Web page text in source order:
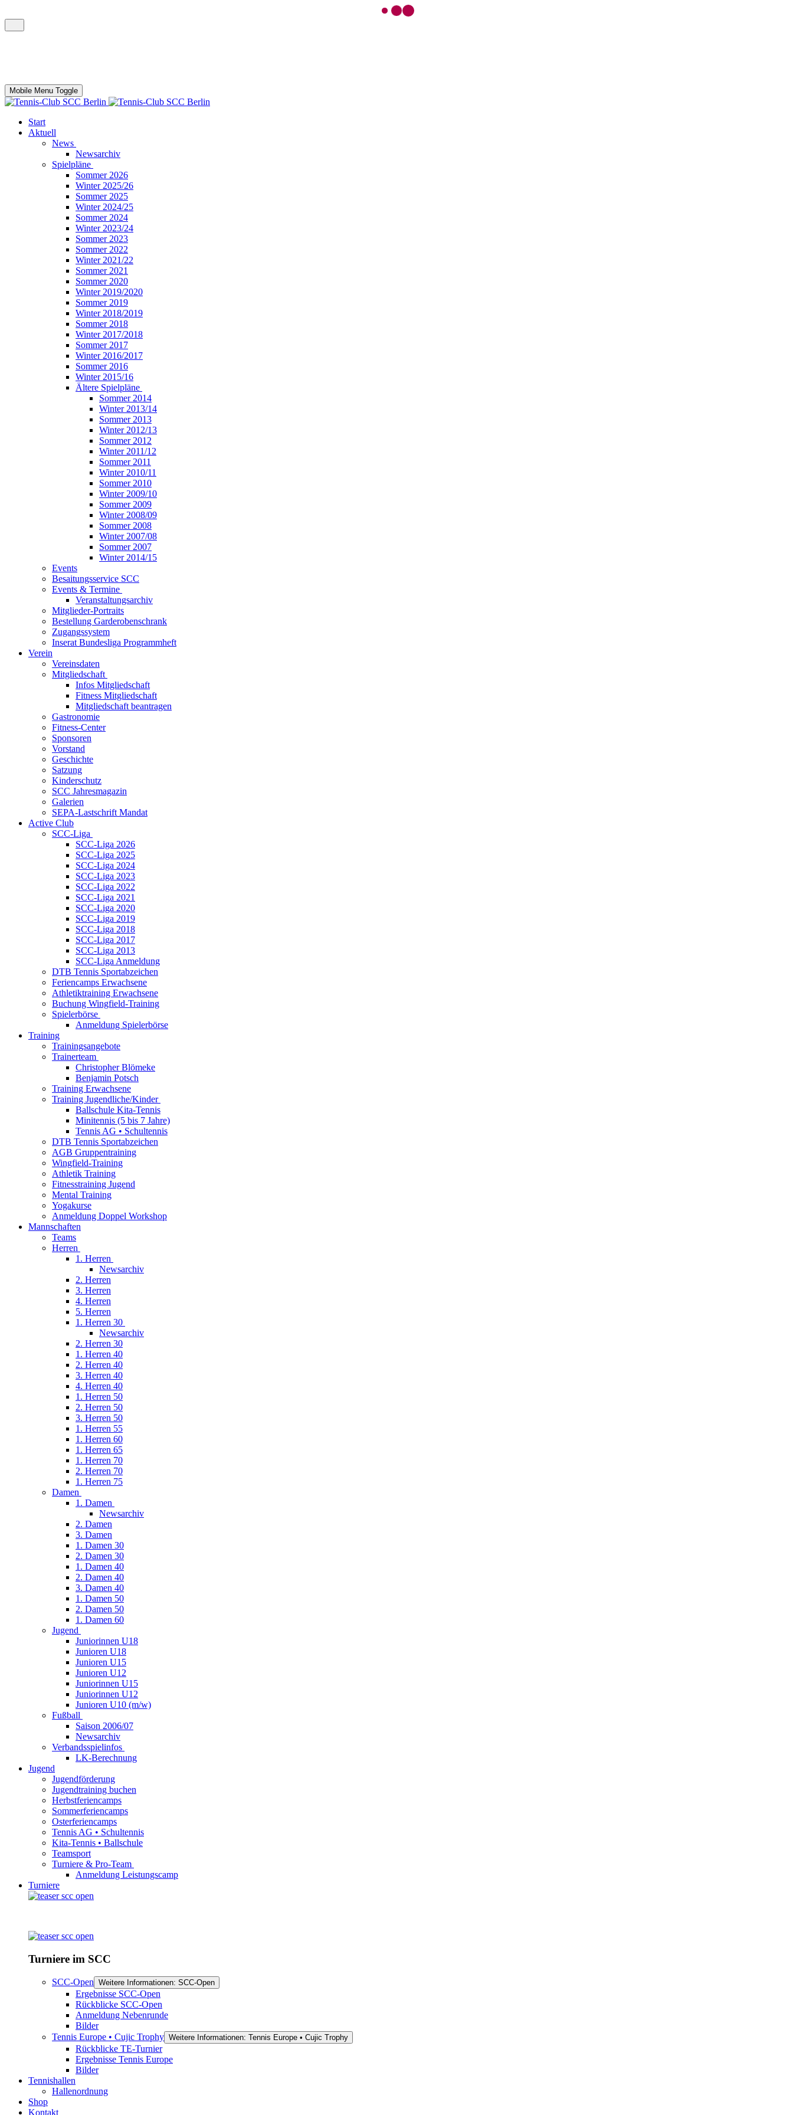
Mobile Menu Toggle
Start
Aktuell
News
Newsarchiv
Spielpläne
Sommer 2026
Winter 2025/26
Sommer 2025
Winter 2024/25
Sommer 2024
Winter 2023/24
Sommer 2023
Sommer 2022
Winter 2021/22
Sommer 2021
Sommer 2020
Winter 2019/2020
Sommer 2019
Winter 2018/2019
Sommer 2018
Winter 2017/2018
Sommer 2017
Winter 2016/2017
Sommer 2016
Winter 2015/16
Ältere Spielpläne
Sommer 2014
Winter 2013/14
Sommer 2013
Winter 2012/13
Sommer 2012
Winter 2011/12
Sommer 2011
Winter 2010/11
Sommer 2010
Winter 2009/10
Sommer 2009
Winter 2008/09
Sommer 2008
Winter 2007/08
Sommer 2007
Winter 2014/15
Events
Besaitungsservice SCC
Events & Termine
Veranstaltungsarchiv
Mitglieder-Portraits
Bestellung Garderobenschrank
Zugangssystem
Inserat Bundesliga Programmheft
Verein
Vereinsdaten
Mitgliedschaft
Infos Mitgliedschaft
Fitness Mitgliedschaft
Mitgliedschaft beantragen
Gastronomie
Fitness-Center
Sponsoren
Vorstand
Geschichte
Satzung
Kinderschutz
SCC Jahresmagazin
Galerien
SEPA-Lastschrift Mandat
Active Club
SCC-Liga
SCC-Liga 2026
SCC-Liga 2025
SCC-Liga 2024
SCC-Liga 2023
SCC-Liga 2022
SCC-Liga 2021
SCC-Liga 2020
SCC-Liga 2019
SCC-Liga 2018
SCC-Liga 2017
SCC-Liga 2013
SCC-Liga Anmeldung
DTB Tennis Sportabzeichen
Feriencamps Erwachsene
Athletiktraining Erwachsene
Buchung Wingfield-Training
Spielerbörse
Anmeldung Spielerbörse
Training
Trainingsangebote
Trainerteam
Christopher Blömeke
Benjamin Potsch
Training Erwachsene
Training Jugendliche/Kinder
Ballschule Kita-Tennis
Minitennis (5 bis 7 Jahre)
Tennis AG • Schultennis
DTB Tennis Sportabzeichen
AGB Gruppentraining
Wingfield-Training
Athletik Training
Fitnesstraining Jugend
Mental Training
Yogakurse
Anmeldung Doppel Workshop
Mannschaften
Teams
Herren
1. Herren
Newsarchiv
2. Herren
3. Herren
4. Herren
5. Herren
1. Herren 30
Newsarchiv
2. Herren 30
1. Herren 40
2. Herren 40
3. Herren 40
4. Herren 40
1. Herren 50
2. Herren 50
3. Herren 50
1. Herren 55
1. Herren 60
1. Herren 65
1. Herren 70
2. Herren 70
1. Herren 75
Damen
1. Damen
Newsarchiv
2. Damen
3. Damen
1. Damen 30
2. Damen 30
1. Damen 40
2. Damen 40
3. Damen 40
1. Damen 50
2. Damen 50
1. Damen 60
Jugend
Juniorinnen U18
Junioren U18
Junioren U15
Junioren U12
Juniorinnen U15
Juniorinnen U12
Junioren U10 (m/w)
Fußball
Saison 2006/07
Newsarchiv
Verbandsspielinfos
LK-Berechnung
Jugend
Jugendförderung
Jugendtraining buchen
Herbstferiencamps
Sommerferiencamps
Osterferiencamps
Tennis AG • Schultennis
Kita-Tennis • Ballschule
Teamsport
Turniere & Pro-Team
Anmeldung Leistungscamp
Turniere
Turniere im SCC
SCC-Open Weitere Informationen: SCC-Open
Ergebnisse SCC-Open
Rückblicke SCC-Open
Anmeldung Nebenrunde
Bilder
Tennis Europe • Cujic Trophy Weitere Informationen: Tennis Europe • Cujic Trophy
Rückblicke TE-Turnier
Ergebnisse Tennis Europe
Bilder
Tennishallen
Hallenordnung
Shop
Kontakt